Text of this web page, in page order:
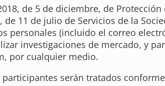
de 5 de diciembre, de
de 11 de julio de Servicios de la
personales (incluido el correo
investigaciones de mercado, y
por cualquier medio.
serán tratados